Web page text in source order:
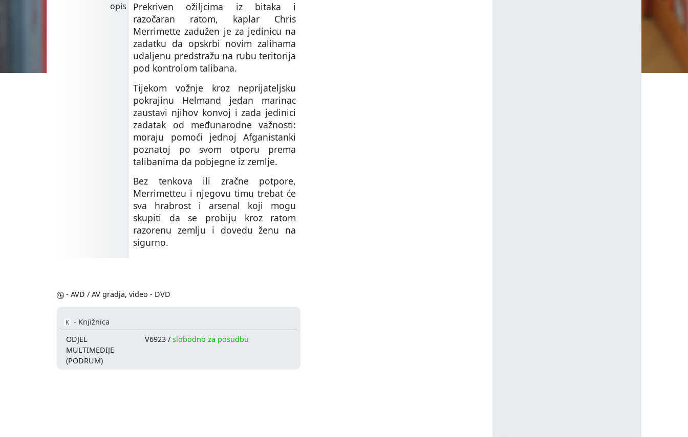
opis
Prekriven ožiljcima iz bitaka i
razočaran ratom, kaplar Chris
Merrimette zadužen je za jedinicu na
zadatku da opskrbi novim zalihama
udaljenu predstražu na rubu teritorija
pod kontrolom talibana.
Tijekom vožnje kroz neprijateljsku
pokrajinu Helmand jedan marinac
zaustavi njihov konvoj i zada jedinici
zadatak od međunarodne važnosti:
moraju pomoći jednoj Afganistanki
poznatoj po svom otporu prema
talibanima da pobjegne iz zemlje.
Bez tenkova ili zračne potpore,
Merrimetteu i njegovu timu trebat će
sva hrabrost i arsenal koji mogu
skupiti da se probiju kroz ratom
razorenu zemlju i dovedu ženu na
sigurno.
- AVD / AV gradja, video - DVD
K - Knjižnica
ODJEL
MULTIMEDIJE
(PODRUM)
V6923 / slobodno za posudbu